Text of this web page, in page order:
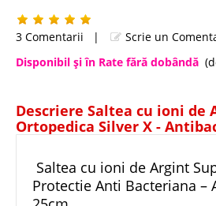
3 Comentarii |
Scrie un
Disponibil şi în Rate fără dobândă
Descriere Saltea cu ioni de
Ortopedica Silver X -
Saltea cu ioni de Argint
Protectie Anti Bacteriana –